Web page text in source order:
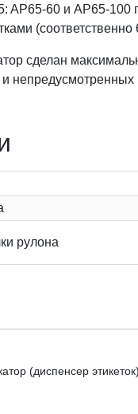
AP65-60 и AP65-
сделан
рулона
(диспенсер этикеток)